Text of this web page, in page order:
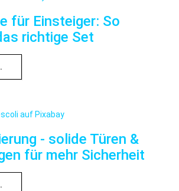
für Einsteiger: So
richtige Set
- solide Türen &
für mehr Sicherheit